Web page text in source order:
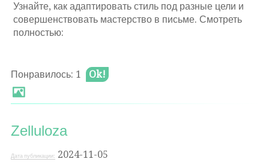
Узнайте, как адаптировать стиль под разные цели и
совершенствовать мастерство в письме. Смотреть
полностью:
Понравилось: 1 Ok!
Zelluloza
Дата публикации: 2024-11-05